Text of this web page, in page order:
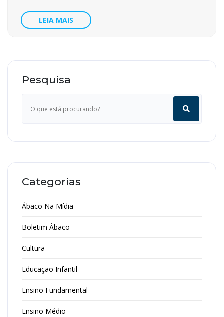
LEIA MAIS
Pesquisa
Categorias
Ábaco Na Mídia
Boletim Ábaco
Cultura
Educação Infantil
Ensino Fundamental
Ensino Médio